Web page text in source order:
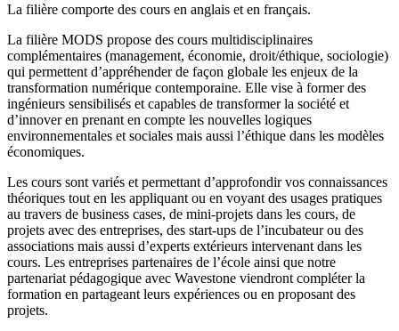
La filière comporte des cours en anglais et en français.
La filière MODS propose des cours multidisciplinaires
complémentaires (management, économie, droit/éthique, sociologie)
qui permettent d’appréhender de façon globale les enjeux de la
transformation numérique contemporaine. Elle vise à former des
ingénieurs sensibilisés et capables de transformer la société et
d’innover en prenant en compte les nouvelles logiques
environnementales et sociales mais aussi l’éthique dans les modèles
économiques.
Les cours sont variés et permettant d’approfondir vos connaissances
théoriques tout en les appliquant ou en voyant des usages pratiques
au travers de business cases, de mini-projets dans les cours, de
projets avec des entreprises, des start-ups de l’incubateur ou des
associations mais aussi d’experts extérieurs intervenant dans les
cours. Les entreprises partenaires de l’école ainsi que notre
partenariat pédagogique avec Wavestone viendront compléter la
formation en partageant leurs expériences ou en proposant des
projets.